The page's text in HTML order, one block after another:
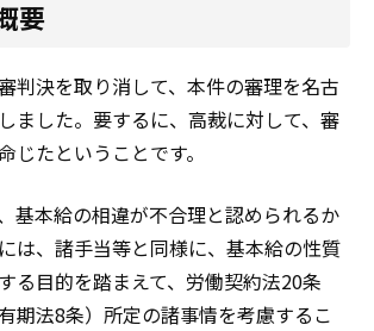
要
判決を取り消して、本件の審理を名古
ました。要するに、高裁に対して、審
じたということです。
基本給の相違が不合理と認められるか
は、諸手当等と同様に、基本給の性質
る目的を踏まえて、労働契約法20条
期法8条）所定の諸事情を考慮するこ